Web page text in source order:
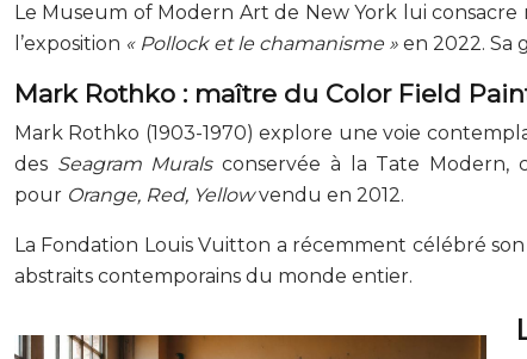
Le Museum of Modern Art de New York lui
l’exposition « Pollock et le chamanisme » en 2022. Sa
Mark Rothko : maître du Color Field
Mark Rothko (1903-1970) explore une voie
des Seagram Muralsconservée à la Tate Modern,
pour Orange, Red, Yellowvendu en 2012.
La Fondation Louis Vuitton a récemment célébré son
abstraits contemporains du monde entier.